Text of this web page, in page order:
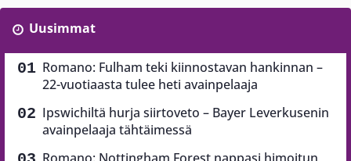
Uusimmat
Romano: Fulham teki kiinnostavan hankinnan –
22-vuotiaasta tulee heti avainpelaaja
Ipswichiltä hurja siirtoveto – Bayer Leverkusenin
avainpelaaja tähtäimessä